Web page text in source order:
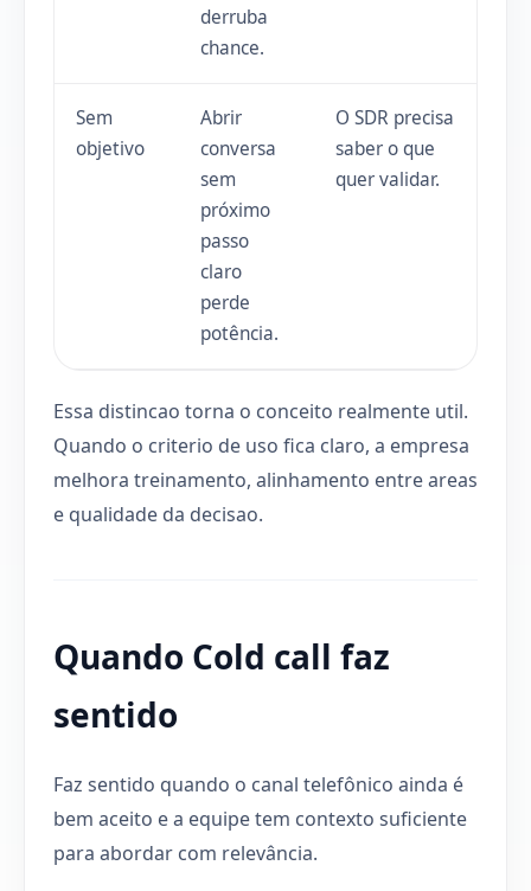
derruba
chance.
Sem
objetivo
Abrir
conversa
sem
próximo
passo
claro
perde
potência.
O SDR precisa
saber o que
quer validar.
Essa distincao torna o conceito realmente util.
Quando o criterio de uso fica claro, a empresa
melhora treinamento, alinhamento entre areas
e qualidade da decisao.
Quando Cold call faz
sentido
Faz sentido quando o canal telefônico ainda é
bem aceito e a equipe tem contexto suficiente
para abordar com relevância.